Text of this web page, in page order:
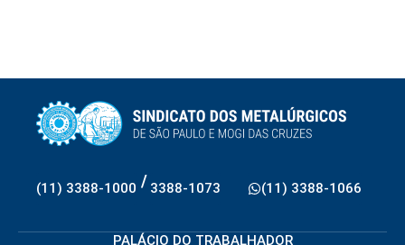
(11) 3388-1000 / 3388-1073 (11) 3388-1066
PALÁCIO DO TRABALHADOR